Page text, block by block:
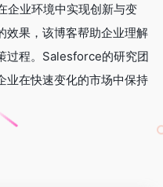
企业环境中实现创新与变
效果，该博客帮助企业理解
过程。Salesforce的研究团
业在快速变化的市场中保持